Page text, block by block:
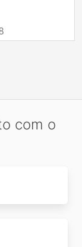
com o